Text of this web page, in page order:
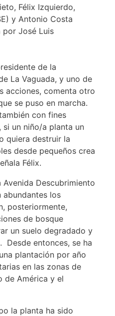
Félix Izquierdo,
y Antonio Costa
por José Luis
de la
La Vaguada, y uno de
acciones, comenta otro
se puso en marcha.
con fines
un niño/a planta un
quiera destruir la
desde pequeños crea
Félix.
Descubrimiento
abundantes los
posteriormente,
de bosque
un suelo degradado y
Desde entonces, se ha
plantación por año
en las zonas de
de América y el
la planta ha sido